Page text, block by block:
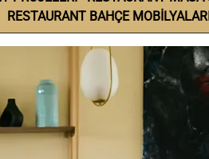
RESTAURANT BAHÇE